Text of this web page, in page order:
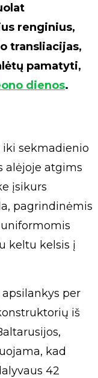
renginius,
transliacijas,
pamatyti,
dienos.
iki sekmadienio
alėjoje atgims
įsikurs
pagrindinėmis
keltu kelsis į
per
iš
kad
42